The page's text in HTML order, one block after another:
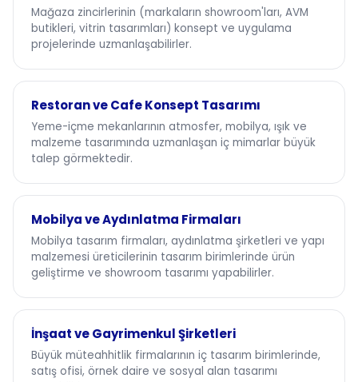
Mağaza zincirlerinin (markaların showroom'ları, AVM
butikleri, vitrin tasarımları) konsept ve uygulama
projelerinde uzmanlaşabilirler.
Restoran ve Cafe Konsept Tasarımı
Yeme-içme mekanlarının atmosfer, mobilya, ışık ve
malzeme tasarımında uzmanlaşan iç mimarlar büyük
talep görmektedir.
Mobilya ve Aydınlatma Firmaları
Mobilya tasarım firmaları, aydınlatma şirketleri ve yapı
malzemesi üreticilerinin tasarım birimlerinde ürün
geliştirme ve showroom tasarımı yapabilirler.
İnşaat ve Gayrimenkul Şirketleri
Büyük müteahhitlik firmalarının iç tasarım birimlerinde,
satış ofisi, örnek daire ve sosyal alan tasarımı